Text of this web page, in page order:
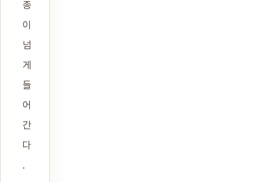
종
이
넘
게
들
어
간
다
.